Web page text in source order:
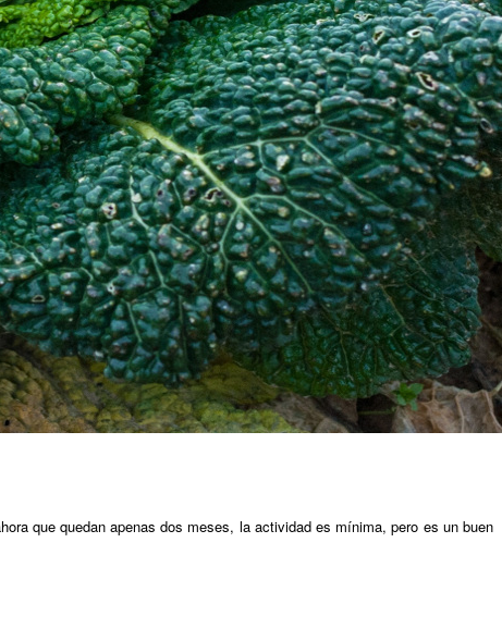
que quedan apenas dos meses, la actividad es mínima, pero es un buen